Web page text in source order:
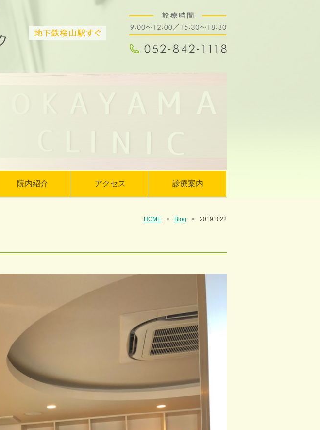
院内紹介 アクセス 診療案内
HOME Blog 20191022